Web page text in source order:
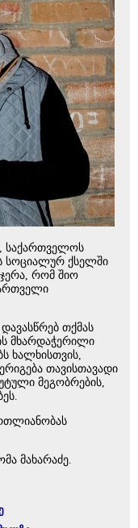
საქართველოს
სოციალურ ქსელში
რომ შიო
თქმას
მხარდაჭერილი
ხალხისთვის,
თავისთავადი
მეგობრების,
მახარაძე.